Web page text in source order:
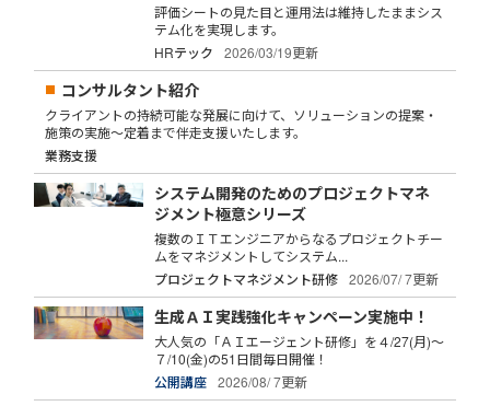
評価シートの見た目と運用法は維持したままシス
テム化を実現します。
HRテック
2026/03/19更新
コンサルタント紹介
クライアントの持続可能な発展に向けて、ソリューションの提案・
施策の実施～定着まで伴走支援いたします。
業務支援
システム開発のためのプロジェクトマネ
ジメント極意シリーズ
複数のＩＴエンジニアからなるプロジェクトチー
ムをマネジメントしてシステム...
プロジェクトマネジメント研修
2026/07/ 7更新
生成ＡＩ実践強化キャンペーン実施中！
大人気の「ＡＩエージェント研修」を４/27(月)～
７/10(金)の51日間毎日開催！
公開講座
2026/08/ 7更新